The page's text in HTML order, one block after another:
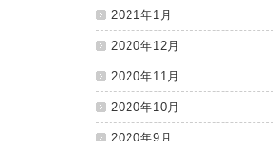
2021年1月
2020年12月
2020年11月
2020年10月
2020年9月